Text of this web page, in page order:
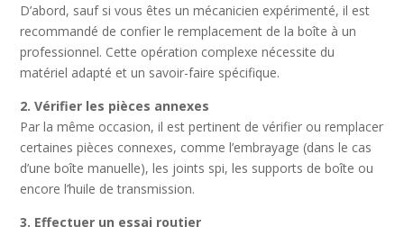
D’abord, sauf si vous êtes un mécanicien expérimenté, il est
recommandé de confier le remplacement de la boîte à un
professionnel. Cette opération complexe nécessite du
matériel adapté et un savoir-faire spécifique.
2. Vérifier les pièces annexes
Par la même occasion, il est pertinent de vérifier ou remplacer
certaines pièces connexes, comme l’embrayage (dans le cas
d’une boîte manuelle), les joints spi, les supports de boîte ou
encore l’huile de transmission.
3. Effectuer un essai routier